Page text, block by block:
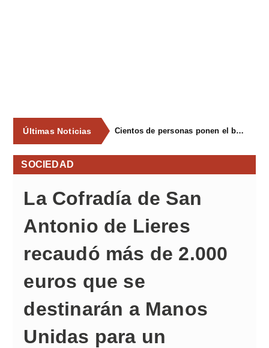
Últimas Noticias Cientos de personas ponen el broche final a las fiestas de La Salud de Lieres con la tradicional merienda
SOCIEDAD
La Cofradía de San
Antonio de Lieres
recaudó más de 2.000
euros que se
destinarán a Manos
Unidas para un